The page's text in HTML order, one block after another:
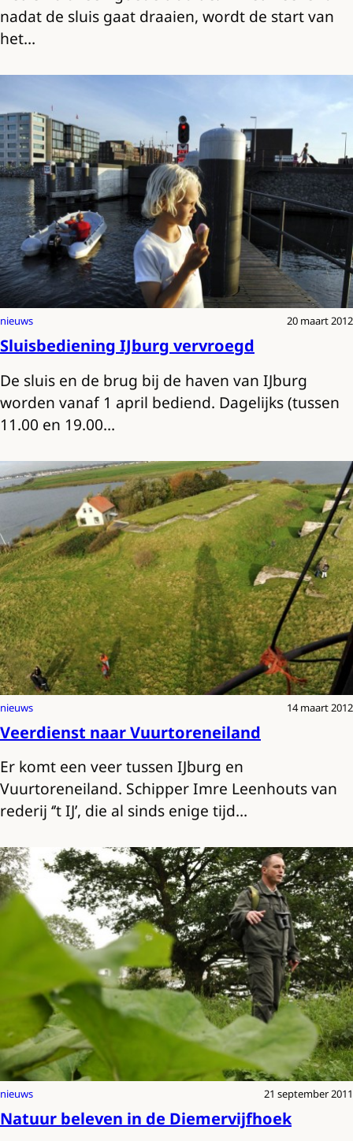
nadat de sluis gaat draaien, wordt de start van
het…
nieuws 20 maart 2012
Sluisbediening IJburg vervroegd
De sluis en de brug bij de haven van IJburg
worden vanaf 1 april bediend. Dagelijks (tussen
11.00 en 19.00…
nieuws 14 maart 2012
Veerdienst naar Vuurtoreneiland
Er komt een veer tussen IJburg en
Vuurtoreneiland. Schipper Imre Leenhouts van
rederij ‘’t IJ’, die al sinds enige tijd…
nieuws 21 september 2011
Natuur beleven in de Diemervijfhoek